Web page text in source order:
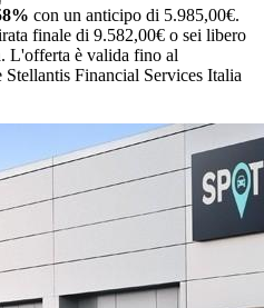
con un anticipo di 5.985,00€.
finale di 9.582,00€ o sei libero
L'offerta è valida fino al
Stellantis Financial Services Italia